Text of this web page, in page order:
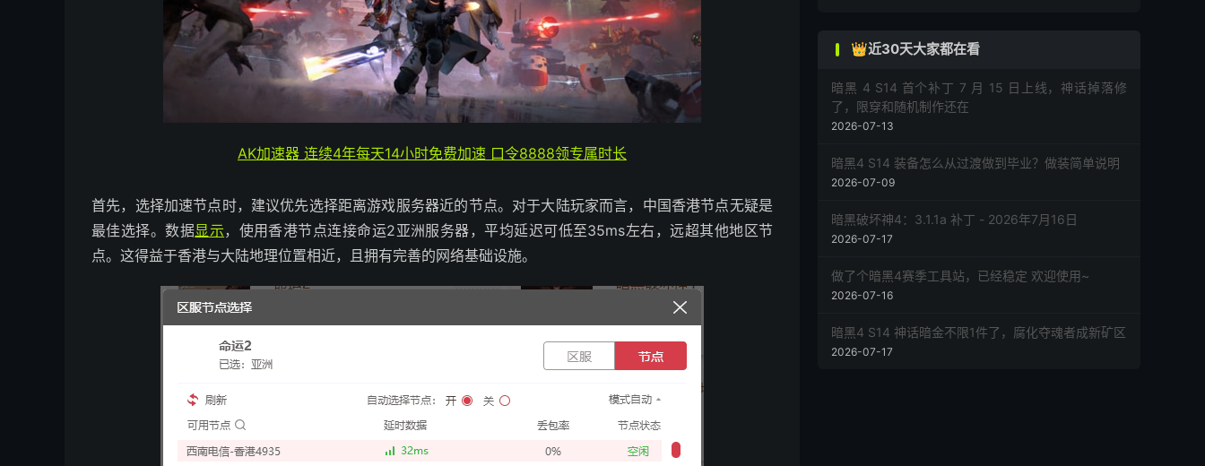
AK加速器 连续4年每天14小时免费加速 口令8888领专属时长
首先，选择加速节点时，建议优先选择距离游戏服务器近的节点。对于大陆玩家而言，中国香港节点无疑是
最佳选择。数据显示，使用香港节点连接命运2亚洲服务器，平均延迟可低至35ms左右，远超其他地区节
点。这得益于香港与大陆地理位置相近，且拥有完善的网络基础设施。
👑近30天大家都在看
暗黑 4 S14 首个补丁 7 月 15 日上线，神话掉落修
了，限穿和随机制作还在
2026-07-13
暗黑4 S14 装备怎么从过渡做到毕业？做装简单说明
2026-07-09
暗黑破坏神4：3.1.1a 补丁 - 2026年7月16日
2026-07-17
做了个暗黑4赛季工具站，已经稳定 欢迎使用~
2026-07-16
暗黑4 S14 神话暗金不限1件了，腐化夺魂者成新矿区
2026-07-17